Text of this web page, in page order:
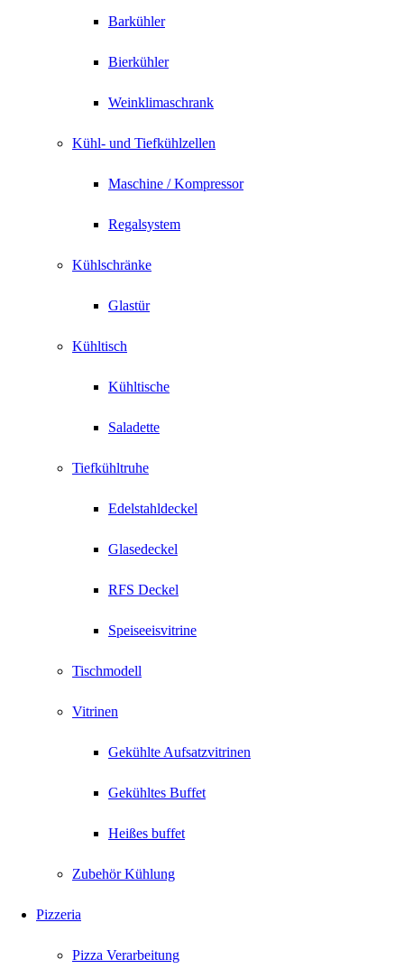
Barkühler
Bierkühler
Weinklimaschrank
Kühl- und Tiefkühlzellen
Maschine / Kompressor
Regalsystem
Kühlschränke
Glastür
Kühltisch
Kühltische
Saladette
Tiefkühltruhe
Edelstahldeckel
Glasedeckel
RFS Deckel
Speiseeisvitrine
Tischmodell
Vitrinen
Gekühlte Aufsatzvitrinen
Gekühltes Buffet
Heißes buffet
Zubehör Kühlung
Pizzeria
Pizza Verarbeitung